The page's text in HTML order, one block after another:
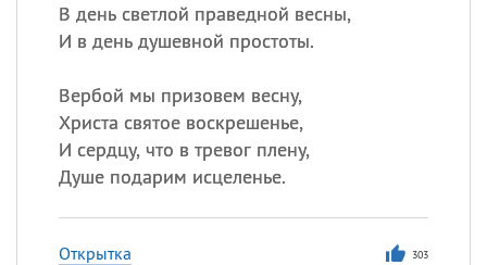
В день светлой праведной весны,
И в день душевной простоты.
Вербой мы призовем весну,
Христа святое воскрешенье,
И сердцу, что в тревог плену,
Душе подарим исцеленье.
Открытка 303